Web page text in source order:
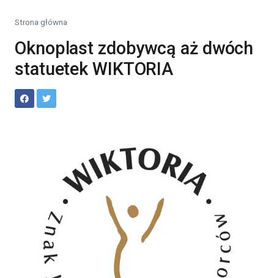
Strona główna
Oknoplast zdobywcą aż dwóch
statuetek WIKTORIA